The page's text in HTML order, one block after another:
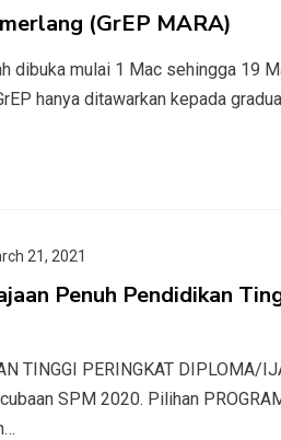
(GrEP MARA)
dibuka mulai 1 Mac sehingga 19
hanya ditawarkan kepada
21, 2021
Penuh Pendidikan
TINGGI PERINGKAT DIPLOMA/
SPM 2020. Pilihan